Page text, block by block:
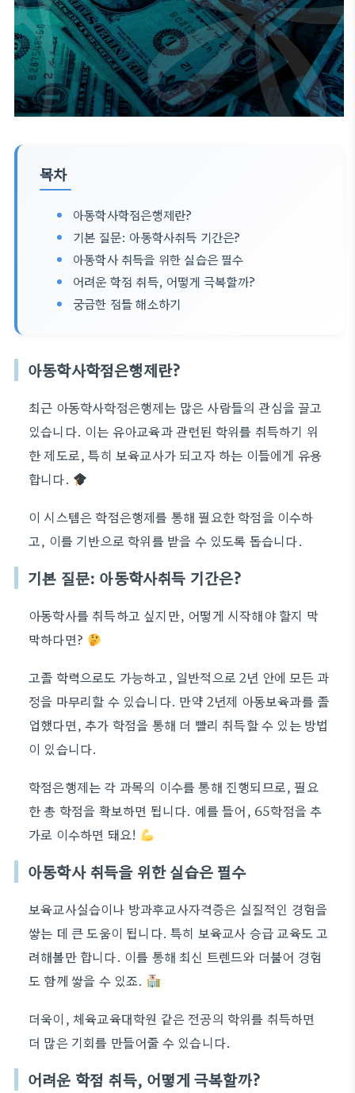
목차
아동학사학점은행제란?
기본 질문: 아동학사취득 기간은?
아동학사 취득을 위한 실습은 필수
어려운 학점 취득, 어떻게 극복할까?
궁금한 점들 해소하기
아동학사학점은행제란?
최근 아동학사학점은행제는 많은 사람들의 관심을 끌고
있습니다. 이는 유아교육과 관련된 학위를 취득하기 위
한 제도로, 특히 보육교사가 되고자 하는 이들에게 유용
합니다.
이 시스템은 학점은행제를 통해 필요한 학점을 이수하
고, 이를 기반으로 학위를 받을 수 있도록 돕습니다.
기본 질문: 아동학사취득 기간은?
아동학사를 취득하고 싶지만, 어떻게 시작해야 할지 막
막하다면?
고졸 학력으로도 가능하고, 일반적으로 2년 안에 모든 과
정을 마무리할 수 있습니다. 만약 2년제 아동보육과를 졸
업했다면, 추가 학점을 통해 더 빨리 취득할 수 있는 방법
이 있습니다.
학점은행제는 각 과목의 이수를 통해 진행되므로, 필요
한 총 학점을 확보하면 됩니다. 예를 들어, 65학점을 추
가로 이수하면 돼요!
아동학사 취득을 위한 실습은 필수
보육교사실습이나 방과후교사자격증은 실질적인 경험을
쌓는 데 큰 도움이 됩니다. 특히 보육교사 승급 교육도 고
려해볼만 합니다. 이를 통해 최신 트렌드와 더불어 경험
도 함께 쌓을 수 있죠.
더욱이, 체육교육대학원 같은 전공의 학위를 취득하면
더 많은 기회를 만들어줄 수 있습니다.
어려운 학점 취득, 어떻게 극복할까?